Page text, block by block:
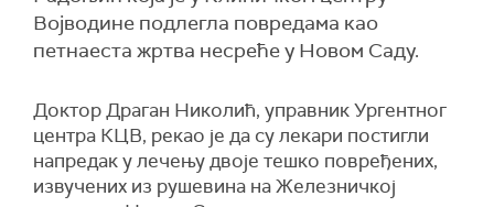
Војводине подлегла повредама као
петнаеста жртва несреће у Новом Саду.
Доктор Драган Николић, управник Ургентног
центра КЦВ, рекао је да су лекари постигли
напредак у лечењу двоје тешко повређених,
извучених из рушевина на Железничкој